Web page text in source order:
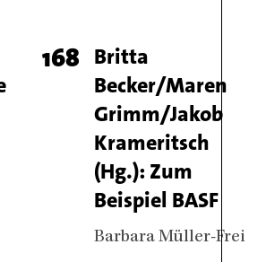
Page
number
168 Titel
Britta
Becker/Maren
Grimm/Jakob
Krameritsch
(Hg.): Zum
Beispiel BASF
Authors
Barbara Müller-Frei